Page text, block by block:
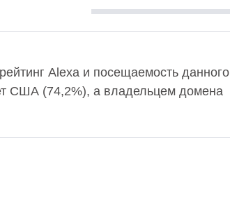
Alexa и посещаемость данного
США (74,2%), а владельцем домена